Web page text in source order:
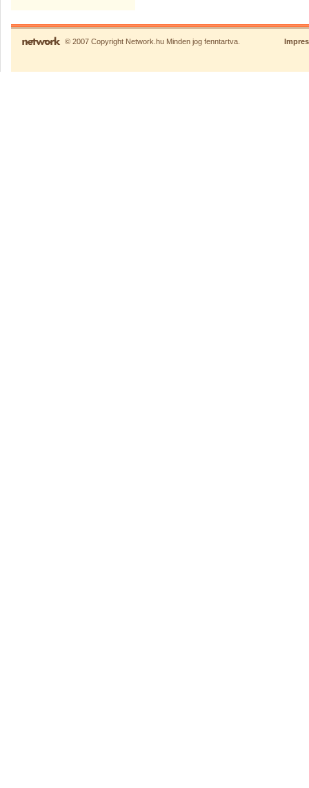
© 2007 Copyright Network.hu Minden jog fenntartva.